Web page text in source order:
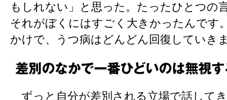
もしれない」と思った。たったひとつの
それがぼくにはすごく大きかったんです
かけで、うつ病はどんどん回復していき
ずっと自分が差別される立場で話して